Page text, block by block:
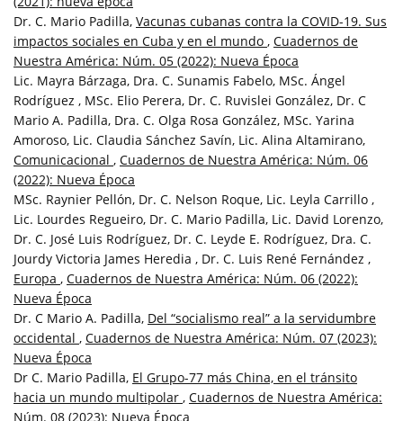
Dr. C. Mario Padilla, Vacunas cubanas contra la COVID-19. Sus
impactos sociales en Cuba y en el mundo , Cuadernos de
Nuestra América: Núm. 05 (2022): Nueva Época
Lic. Mayra Bárzaga, Dra. C. Sunamis Fabelo, MSc. Ángel
Rodríguez , MSc. Elio Perera, Dr. C. Ruvislei González, Dr. C
Mario A. Padilla, Dra. C. Olga Rosa González, MSc. Yarina
Amoroso, Lic. Claudia Sánchez Savín, Lic. Alina Altamirano,
Comunicacional , Cuadernos de Nuestra América: Núm. 06
(2022): Nueva Época
MSc. Raynier Pellón, Dr. C. Nelson Roque, Lic. Leyla Carrillo ,
Lic. Lourdes Regueiro, Dr. C. Mario Padilla, Lic. David Lorenzo,
Dr. C. José Luis Rodríguez, Dr. C. Leyde E. Rodríguez, Dra. C.
Jourdy Victoria James Heredia , Dr. C. Luis René Fernández ,
Europa , Cuadernos de Nuestra América: Núm. 06 (2022):
Nueva Época
Dr. C Mario A. Padilla, Del “socialismo real” a la servidumbre
occidental , Cuadernos de Nuestra América: Núm. 07 (2023):
Nueva Época
Dr C. Mario Padilla, El Grupo-77 más China, en el tránsito
hacia un mundo multipolar , Cuadernos de Nuestra América:
Núm. 08 (2023): Nueva Época